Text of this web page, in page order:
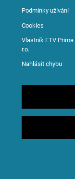
Podmínky užívání
Cookies
Vlastník FTV Prima
r.o.
Nahlásit chybu